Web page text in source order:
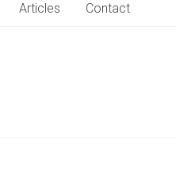
Articles Contact